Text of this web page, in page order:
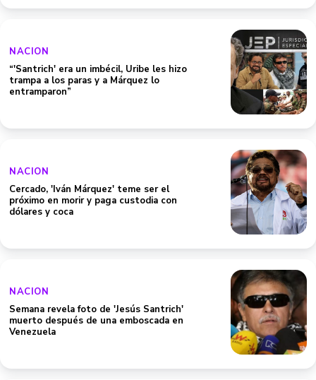
NACION
“'Santrich' era un imbécil, Uribe les hizo
trampa a los paras y a Márquez lo
entramparon”
NACION
Cercado, 'Iván Márquez' teme ser el
próximo en morir y paga custodia con
dólares y coca
NACION
Semana revela foto de 'Jesús Santrich'
muerto después de una emboscada en
Venezuela